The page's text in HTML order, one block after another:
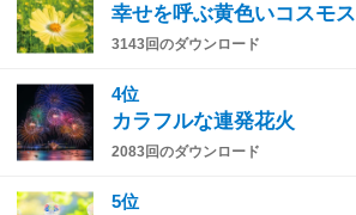
幸せを呼ぶ黄色いコスモス
3143回のダウンロード
4位
カラフルな連発花火
2083回のダウンロード
5位